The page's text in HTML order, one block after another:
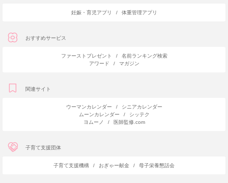
妊娠・育児アプリ / 体重管理アプリ
おすすめサービス
ファーストプレゼント /
名前ランキング検索
アワード
/ マガジン
関連サイト
ウーマンカレンダー /
シニアカレンダー
ムーンカレンダー
/
シッテク
ヨムーノ
/ 医師監修.com
子育て支援団体
子育て支援機構 / おぎゃー献金 / 母子栄養懇話会